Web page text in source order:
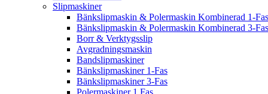
Slipmaskiner
Bänkslipmaskin & Polermaskin Kombinerad 1-Fas
Bänkslipmaskin & Polermaskin Kombinerad 3-Fas
Borr & Verktygsslip
Avgradningsmaskin
Bandslipmaskiner
Bänkslipmaskiner 1-Fas
Bänkslipmaskiner 3-Fas
Polermaskiner 1 Fas